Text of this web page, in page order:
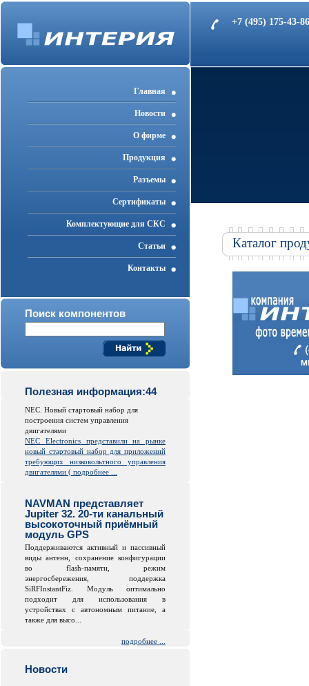
+7 (495) 175-43-
Главная
Новости
О фирме
Продукция
Разъемы
Cертификаты
Комплектующие для СКС
Статьи
Контакты
Поиск компонентов
Полезная информация:44
NEC. Новый стартовый набор для
построения систем управления
двигателями
NEC
Electronicsпредставили на рынке
новый стартовый набор для приложений
требующих низковольтного управления
двигателями ( подробнее ...
NAVMAN представляет
Jupiter 32. 20-ти канальный
высокоточный приёмный
модуль GPS
Поддерживаются активный и пассивный
виды антенн, сохранение конфигурации
во flash-памяти, режим
энергосбережения, поддержка
SiRFInstantFiz. Модуль оптимально
подходит для использования в
устройствах с автономным питание, а
также для высо...
подробнее ...
Новости
Каталог